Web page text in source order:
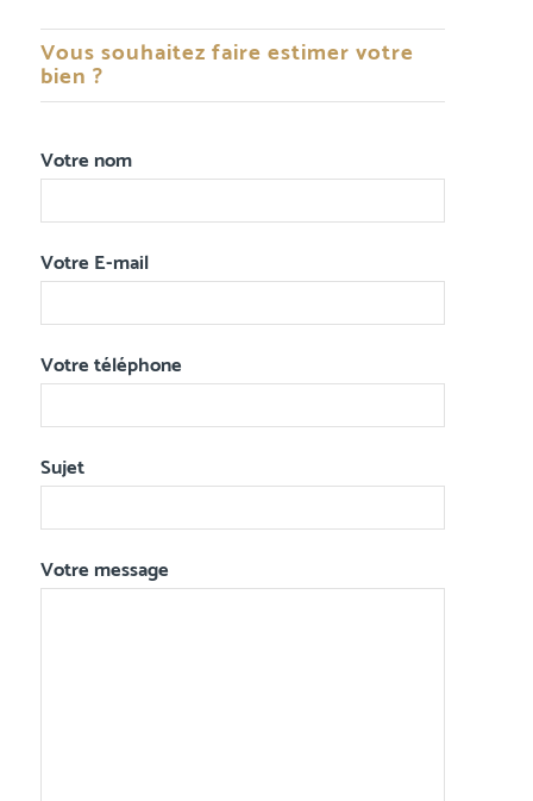
Vous souhaitez faire estimer votre
bien ?
Votre nom
Votre E-mail
Votre téléphone
Sujet
Votre message